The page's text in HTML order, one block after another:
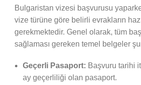
Bulgaristan vizesi başvurusu
vize türüne göre belirli evrakların
gerekmektedir. Genel olarak, tüm
sağlaması gereken temel belgeler
Geçerli Pasaport: Başvuru tarihi
ay geçerliliği olan pasaport.